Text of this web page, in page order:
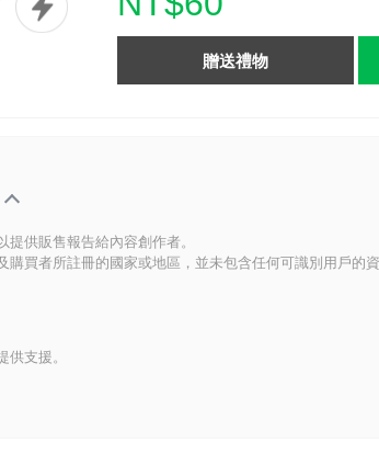
贈送禮物
供販售報告給內容創作者。
購買者所註冊的國家或地區，並未包含任何可識別用戶的資
供支援。